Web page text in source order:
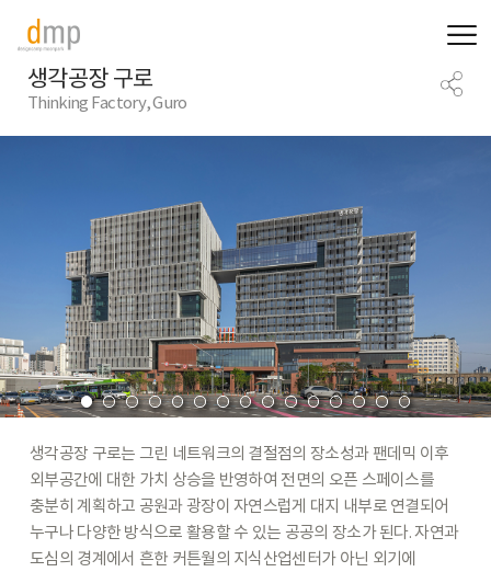
생각공장 구로
Thinking Factory, Guro
생각공장 구로는 그린 네트워크의 결절점의 장소성과 팬데믹 이후
외부공간에 대한 가치 상승을 반영하여 전면의 오픈 스페이스를
충분히 계획하고 공원과광장이 자연스럽게 대지 내부로 연결되어
누구나 다양한 방식으로 활용할 수 있는 공공의 장소가 된다.자연과
도심의 경계에서 흔한 커튼월의 지식산업센터가 아닌 외기에